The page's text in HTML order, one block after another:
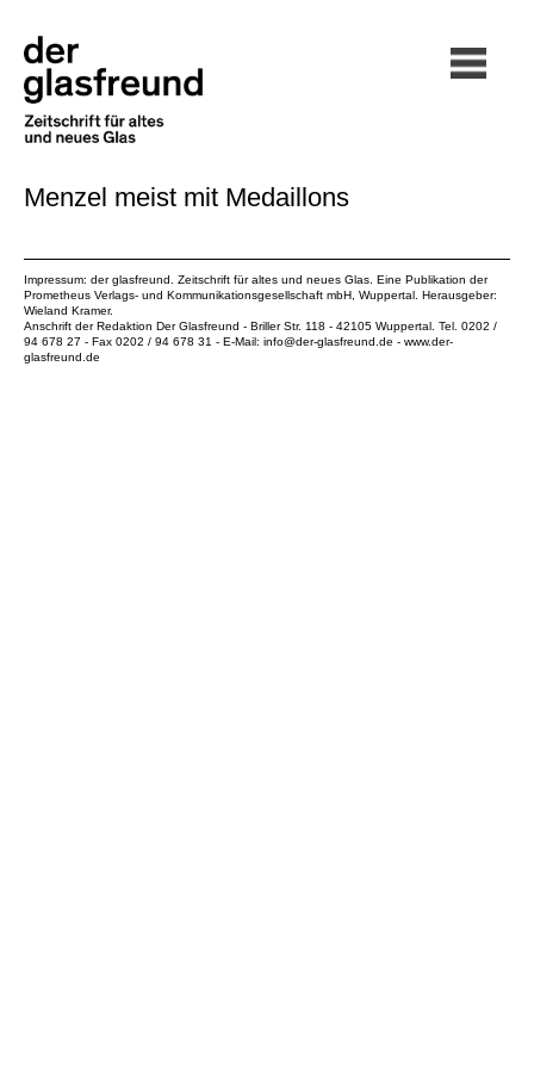
Menzel meist mit Medaillons
Impressum: der glasfreund. Zeitschrift für altes und neues Glas. Eine Publikation der
Prometheus Verlags- und Kommunikationsgesellschaft mbH , Wuppertal. Herausgeber:
Wieland Kramer.
Anschrift der Redaktion Der Glasfreund - Briller Str. 118 - 42105 Wuppertal. Tel. 0202 /
94 678 27 - Fax 0202 / 94 678 31 - E-Mail: info@der-glasfreund.de - www.der-
glasfreund.de